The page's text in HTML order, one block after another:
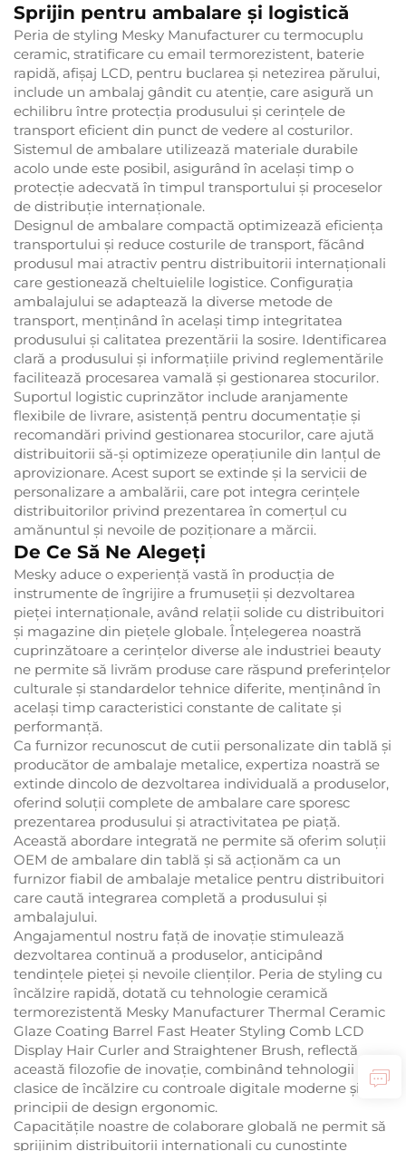
Sprijin pentru ambalare și logistică
Peria de styling Mesky Manufacturer cu termocuplu
ceramic, stratificare cu email termorezistent, baterie
rapidă, afișaj LCD, pentru buclarea și netezirea părului,
include un ambalaj gândit cu atenție, care asigură un
echilibru între protecția produsului și cerințele de
transport eficient din punct de vedere al costurilor.
Sistemul de ambalare utilizează materiale durabile
acolo unde este posibil, asigurând în același timp o
protecție adecvată în timpul transportului și proceselor
de distribuție internaționale.
Designul de ambalare compactă optimizează eficiența
transportului și reduce costurile de transport, făcând
produsul mai atractiv pentru distribuitorii internaționali
care gestionează cheltuielile logistice. Configurația
ambalajului se adaptează la diverse metode de
transport, menținând în același timp integritatea
produsului și calitatea prezentării la sosire. Identificarea
clară a produsului și informațiile privind reglementările
facilitează procesarea vamală și gestionarea stocurilor.
Suportul logistic cuprinzător include aranjamente
flexibile de livrare, asistență pentru documentație și
recomandări privind gestionarea stocurilor, care ajută
distribuitorii să-și optimizeze operațiunile din lanțul de
aprovizionare. Acest suport se extinde și la servicii de
personalizare a ambalării, care pot integra cerințele
distribuitorilor privind prezentarea în comerțul cu
amănuntul și nevoile de poziționare a mărcii.
De Ce Să Ne Alegeți
Mesky aduce o experiență vastă în producția de
instrumente de îngrijire a frumuseții și dezvoltarea
pieței internaționale, având relații solide cu distribuitori
și magazine din piețele globale. Înțelegerea noastră
cuprinzătoare a cerințelor diverse ale industriei beauty
ne permite să livrăm produse care răspund preferințelor
culturale și standardelor tehnice diferite, menținând în
același timp caracteristici constante de calitate și
performanță.
Ca furnizor recunoscut de cutii personalizate din tablă și
producător de ambalaje metalice, expertiza noastră se
extinde dincolo de dezvoltarea individuală a produselor,
oferind soluții complete de ambalare care sporesc
prezentarea produsului și atractivitatea pe piață.
Această abordare integrată ne permite să oferim soluții
OEM de ambalare din tablă și să acționăm ca un
furnizor fiabil de ambalaje metalice pentru distribuitori
care caută integrarea completă a produsului și
ambalajului.
Angajamentul nostru față de inovație stimulează
dezvoltarea continuă a produselor, anticipând
tendințele pieței și nevoile clienților. Peria de styling cu
încălzire rapidă, dotată cu tehnologie ceramică
termorezistentă Mesky Manufacturer Thermal Ceramic
Glaze Coating Barrel Fast Heater Styling Comb LCD
Display Hair Curler and Straightener Brush, reflectă
această filozofie de inovație, combinând tehnologii
clasice de încălzire cu controale digitale moderne și
principii de design ergonomic.
Capacitățile noastre de colaborare globală ne permit să
sprijinim distribuitorii internaționali cu cunoștințe